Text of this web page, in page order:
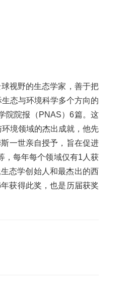
视野的生态学家，善于把
态与环境科学多个方向的
院院报（PNAS）6篇。这
境领域的杰出成就，他先
一世亲自授予，旨在促进
，每年每个领域仅有1人获
态学创始人和最杰出的西
获得此奖，也是历届获奖